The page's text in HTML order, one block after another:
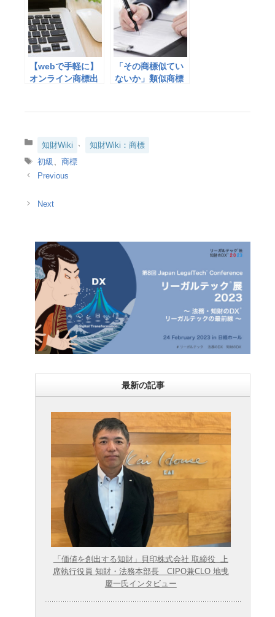
【webで手軽に】
オンライン商標出
「その商標似てい
ないか」類似商標
カ
ゴ
リ
知財Wiki
知財Wiki：商標
タ
グ
初級 商標
最新の記事
「価値を創出する知財」貝印株式会社 取締役 上
席執行役員 知財・法務本部長 CIPO兼CLO 地曵
慶一氏インタビュー